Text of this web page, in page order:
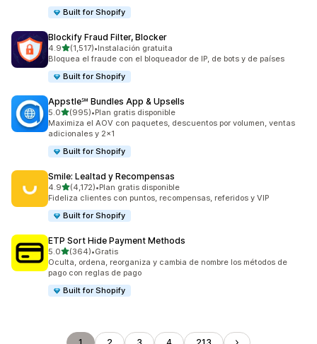
Built for Shopify
Blockify Fraud Filter, Blocker
4.9de 5 estrellas
(1,517)
1517 reseñas en total
•Instalación gratuita
Bloquea el fraude con el bloqueador de IP, de bots y de países
Built for Shopify
Appstle℠ Bundles App & Upsells
5.0de 5 estrellas
(995)
995 reseñas en total
•Plan gratis disponible
Maximiza el AOV con paquetes, descuentos por volumen, ventas
adicionales y 2x1
Built for Shopify
Smile: Lealtad y Recompensas
4.9de 5 estrellas
(4,172)
4172 reseñas en total
•Plan gratis disponible
Fideliza clientes con puntos, recompensas, referidos y VIP
Built for Shopify
ETP Sort Hide Payment Methods
5.0de 5 estrellas
(364)
364 reseñas en total
•Gratis
Oculta, ordena, reorganiza y cambia de nombre los métodos de
pago con reglas de pago
Built for Shopify